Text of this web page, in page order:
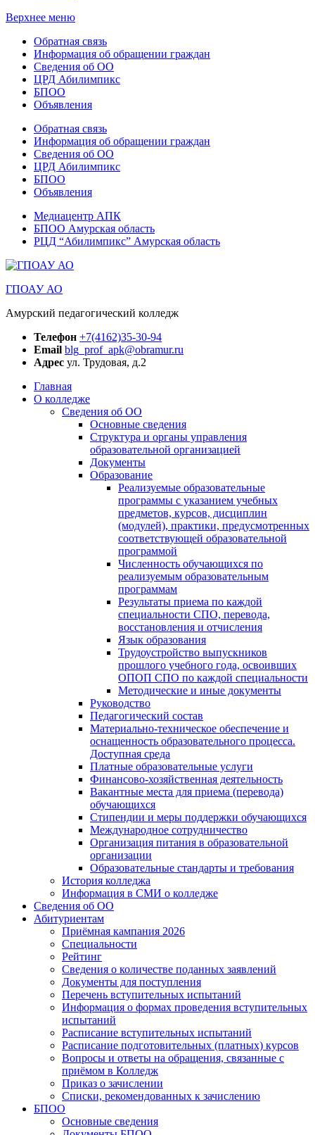
Верхнее меню
Обратная связь
Информация об обращении граждан
Сведения об ОО
ЦРД Абилимпикс
БПОО
Объявления
Обратная связь
Информация об обращении граждан
Сведения об ОО
ЦРД Абилимпикс
БПОО
Объявления
Медиацентр АПК
БПОО Амурская область
РЦД “Абилимпикс” Амурская область
ГПОАУ АО
Амурский педагогический колледж
Телефон +7(4162)35-30-94
Email blg_prof_apk@obramur.ru
Адрес ул. Трудовая, д.2
Главная
О колледже
Сведения об ОО
Основные сведения
Структура и органы управления
образовательной организацией
Документы
Образование
Реализуемые образовательные
программы с указанием учебных
предметов, курсов, дисциплин
(модулей), практики, предусмотренных
соответствующей образовательной
программой
Численность обучающихся по
реализуемым образовательным
программам
Результаты приема по каждой
специальности СПО, перевода,
восстановления и отчисления
Язык образования
Трудоустройство выпускников
прошлого учебного года, освоивших
ОПОП СПО по каждой специальности
Методические и иные документы
Руководство
Педагогический состав
Материально-техническое обеспечение и
оснащенность образовательного процесса.
Доступная среда
Платные образовательные услуги
Финансово-хозяйственная деятельность
Вакантные места для приема (перевода)
обучающихся
Стипендии и меры поддержки обучающихся
Международное сотрудничество
Организация питания в образовательной
организации
Образовательные стандарты и требования
История колледжа
Информация в СМИ о колледже
Сведения об ОО
Абитуриентам
Приёмная кампания 2026
Специальности
Рейтинг
Сведения о количестве поданных заявлений
Документы для поступления
Перечень вступительных испытаний
Информация о формах проведения вступительных
испытаний
Расписание вступительных испытаний
Расписание подготовительных (платных) курсов
Вопросы и ответы на обращения, связанные с
приёмом в Колледж
Приказ о зачислении
Списки, рекомендованных к зачислению
БПОО
Основные сведения